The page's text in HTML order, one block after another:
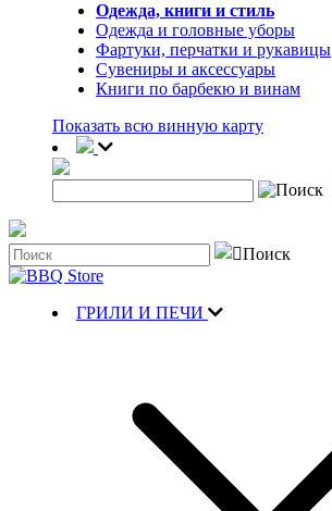
Одежда, книги и стиль
Одежда и головные уборы
Фартуки, перчатки и рукавицы
Сувениры и аксессуары
Книги по барбекю и винам
Показать всю винную карту
ГРИЛИ И ПЕЧИ